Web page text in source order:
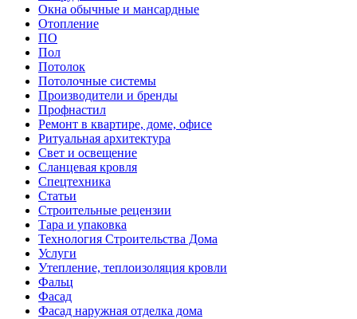
Окна обычные и мансардные
Отопление
ПО
Пол
Потолок
Потолочные системы
Производители и бренды
Профнастил
Ремонт в квартире, доме, офисе
Ритуальная архитектура
Свет и освещение
Сланцевая кровля
Спецтехника
Статьи
Строительные рецензии
Тара и упаковка
Технология Строительства Дома
Услуги
Утепление, теплоизоляция кровли
Фальц
Фасад
Фасад наружная отделка дома